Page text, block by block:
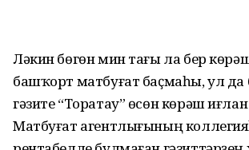
Ләкин бөгөн мин тағы ла бер
башҡорт матбуғат баҫмаһы, ул да
гәзите “Торатау” өсөн көрәш
Матбуғат агентлығының